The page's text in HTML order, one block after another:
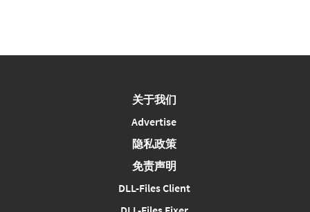
关于我们
Advertise
隐私政策
免责声明
DLL-Files Client